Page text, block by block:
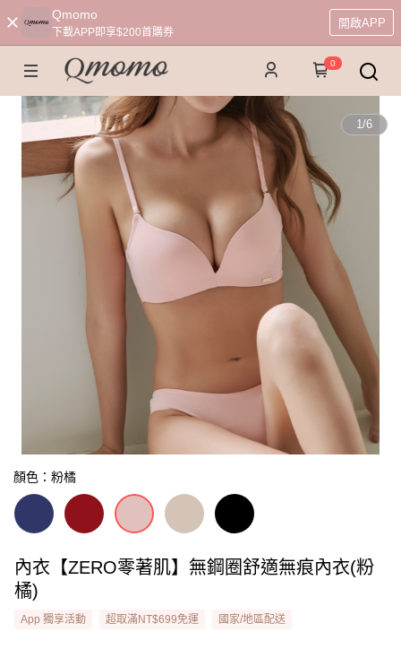
Qmomo
下載APP即享$200首購券
開啟APP
0
1/6
顏色：粉橘
內衣【ZERO零著肌】無鋼圈舒適無痕內衣(粉
橘)
App 獨享活動 超取滿NT$699免運 國家/地區配送